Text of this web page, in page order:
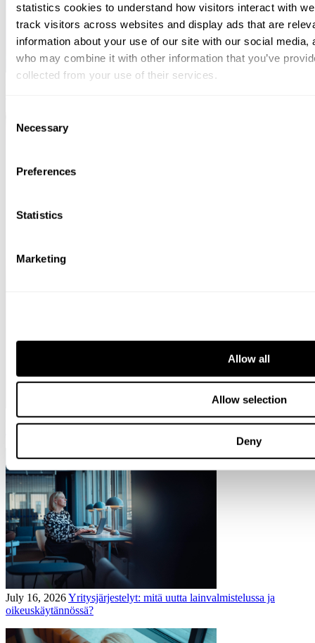
statistics cookies to understand how visitors interact with
track visitors across websites and display ads that are
information about your use of our site with our social
who may combine it with other information that you’ve
collected from your use of their services.
bottom of the webpage.
Selection
Necessary
Preferences
Statistics
Marketing
Allow all
Allow selection
Deny
August 04, 2026Svalner Atlas Finland avusti Monterroa MORS
August 04, 2026Svalner Atlas Talent Day tarjoaa opiskelijoille
July 16, 2026Yritysjärjestelyt: mitä uutta lainvalmistelussa ja
oikeuskäytännössä?